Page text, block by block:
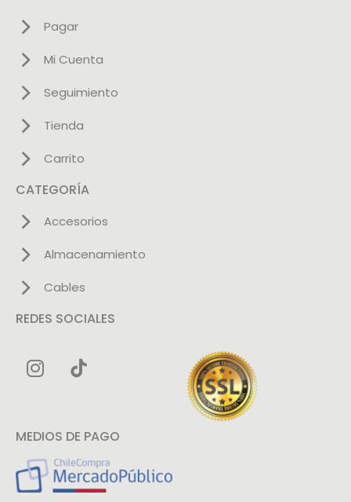
Pagar
Mi Cuenta
Seguimiento
Tienda
Carrito
CATEGORÍA
Accesorios
Almacenamiento
Cables
REDES SOCIALES
MEDIOS DE PAGO